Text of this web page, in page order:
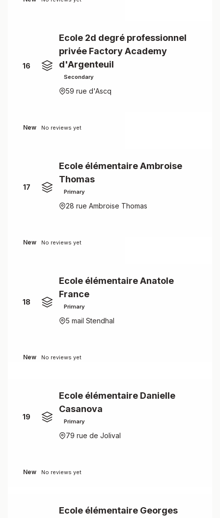
16
Ecole 2d degré professionnel
privée Factory Academy
d'Argenteuil
Secondary
59 rue d'Ascq
New No reviews yet
17
Ecole élémentaire Ambroise
Thomas
Primary
28 rue Ambroise Thomas
New No reviews yet
18
Ecole élémentaire Anatole
France
Primary
5 mail Stendhal
New No reviews yet
19
Ecole élémentaire Danielle
Casanova
Primary
79 rue de Jolival
New No reviews yet
Ecole élémentaire Georges